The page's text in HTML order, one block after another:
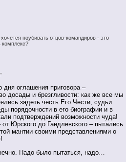
поубивать отцов-командиров - это
комплекс?
дня оглашения приговора –
досады и брезгливости: как же все мы
задеть честь Его Чести, судьи
порядочности в его биографии и в
подтверждений возможности чуда!
Юрского до Гандлевского – пытались
мантии своими представлениями о
Надо было пытаться, надо…